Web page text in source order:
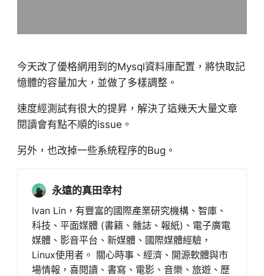
今天改了優格網用到的Mysql資料庫配置，將快取記
憶體的容量加大，並做了多樣調整。
速度經測試有很大的提昇，解決了這幾天大量文章
閱讀會有點不順的issue。
另外，也改掉一些系統程序的Bug。
永遠的真田幸村
Ivan Lin，有豐富的國際產業研究機構、智庫、
科技、平面媒體 (書籍、雜誌、報紙)、電子廣電
媒體、影音平台、新媒體、國際媒體經驗，
Linux使用者。 關心時事、經濟、開源軟體與市
場情報，喜閱讀、書寫、電影、音樂、旅遊、歷